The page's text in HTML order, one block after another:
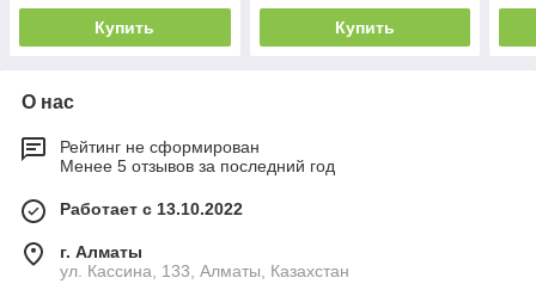
Купить Купить
О нас
Рейтинг не сформирован
Менее 5 отзывов за последний год
Работает с 13.10.2022
г. Алматы
ул. Кассина, 133, Алматы, Казахстан